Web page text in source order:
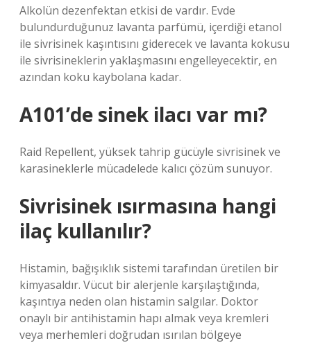
Alkolün dezenfektan etkisi de vardır. Evde
bulundurduğunuz lavanta parfümü, içerdiği etanol
ile sivrisinek kaşıntısını giderecek ve lavanta kokusu
ile sivrisineklerin yaklaşmasını engelleyecektir, en
azından koku kaybolana kadar.
A101’de sinek ilacı var mı?
Raid Repellent, yüksek tahrip gücüyle sivrisinek ve
karasineklerle mücadelede kalıcı çözüm sunuyor.
Sivrisinek ısırmasına hangi
ilaç kullanılır?
Histamin, bağışıklık sistemi tarafından üretilen bir
kimyasaldır. Vücut bir alerjenle karşılaştığında,
kaşıntıya neden olan histamin salgılar. Doktor
onaylı bir antihistamin hapı almak veya kremleri
veya merhemleri doğrudan ısırılan bölgeye